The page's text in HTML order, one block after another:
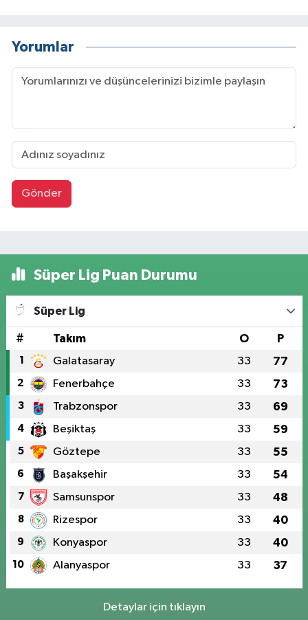
Yorumlar
Gönder
Süper Lig Puan Durumu
Süper Lig
# Takım O P
1 Galatasaray 33 77
2 Fenerbahçe 33 73
3 Trabzonspor 33 69
4 Beşiktaş 33 59
5 Göztepe 33 55
6 Başakşehir 33 54
7 Samsunspor 33 48
8 Rizespor 33 40
9 Konyaspor 33 40
10 Alanyaspor 33 37
Detaylar için tıklayın